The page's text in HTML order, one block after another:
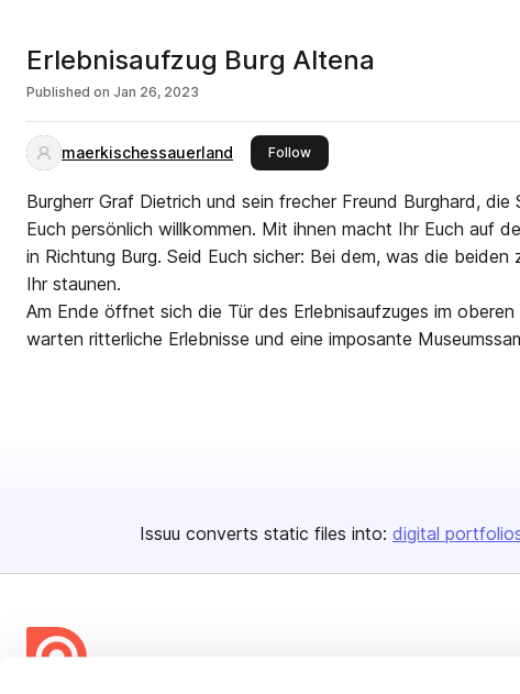
Erlebnisaufzug Burg Altena
Published on Jan 26, 2023
maerkischessauerland Followthis publisher
Burgherr Graf Dietrich und sein frecher Freund Burghard, die
Euch persönlich willkommen. Mit ihnen macht Ihr Euch auf
in Richtung Burg. Seid Euch sicher: Bei dem, was die
Ihr staunen.
Am Ende öffnet sich die Tür des Erlebnisaufzuges im
warten ritterliche Erlebnisse und eine imposante
Issuu converts static files into: digital